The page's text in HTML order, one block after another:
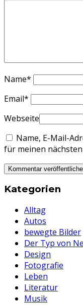
Name*
Email*
Webseite
Name, E-Mail-
für meinen
Kategorien
Alltag
Autos
bewegte Bilder
Der Typ von
Design
Fotografie
Leben
Literatur
Musik